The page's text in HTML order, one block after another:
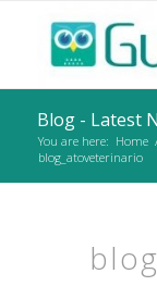
Blog - Latest
You are here: Home
blog_atoveterinario